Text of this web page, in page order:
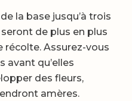
la base jusqu’à trois
de plus en plus
récolte. Assurez-vous
avant qu’elles
des fleurs,
amères.